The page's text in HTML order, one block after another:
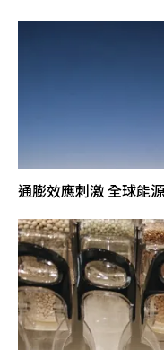
通膨效應刺激 全球能